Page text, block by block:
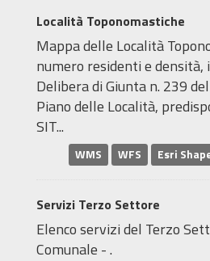
Località Toponomastiche
Mappa delle Località
numero residenti e densità,
Delibera di Giunta n. 239
Piano delle Località,
SIT...
WMS WFS Esri
Servizi Terzo Settore
Elenco servizi del Terzo
Comunale - .